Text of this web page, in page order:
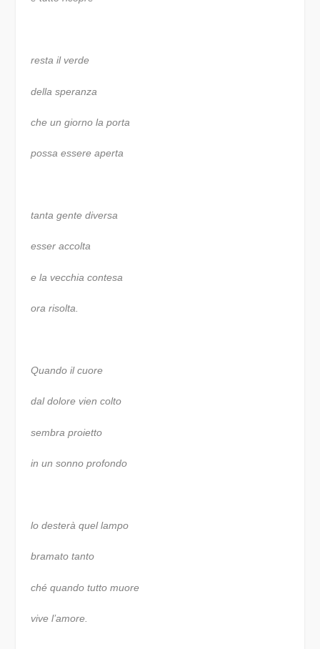
resta il verde
della speranza
che un giorno la porta
possa essere aperta
tanta gente diversa
esser accolta
e la vecchia contesa
ora risolta.
Quando il cuore
dal dolore vien colto
sembra proietto
in un sonno profondo
lo desterà quel lampo
bramato tanto
ché quando tutto muore
vive l’amore.